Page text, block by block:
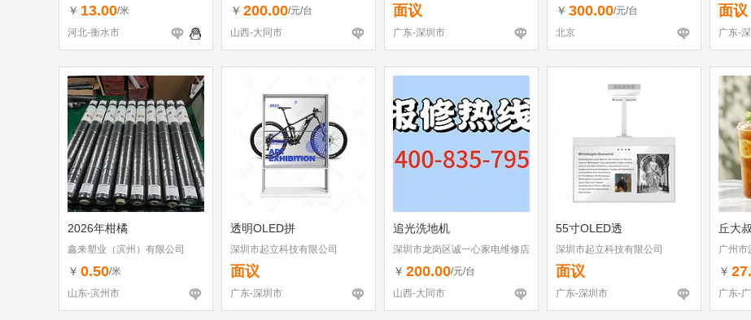
￥ 13.00/米
河北-衡水市
（个体工商户）
￥ 200.00/元/台
山西-大同市
面议
广东-深圳市
￥ 300.00/元/台
北京
面议
广东-
2026年柑橘
鑫来塑业（滨州）有限公司
￥ 0.50/米
山东-滨州市
透明OLED拼
深圳市起立科技有限公司
面议
广东-深圳市
追光洗地机
深圳市龙岗区诚一心家电维修店
（个体工商户）
￥ 200.00/元/台
山西-大同市
55寸OLED透
深圳市起立科技有限公司
面议
广东-深圳市
丘大
广州市
￥
广东-